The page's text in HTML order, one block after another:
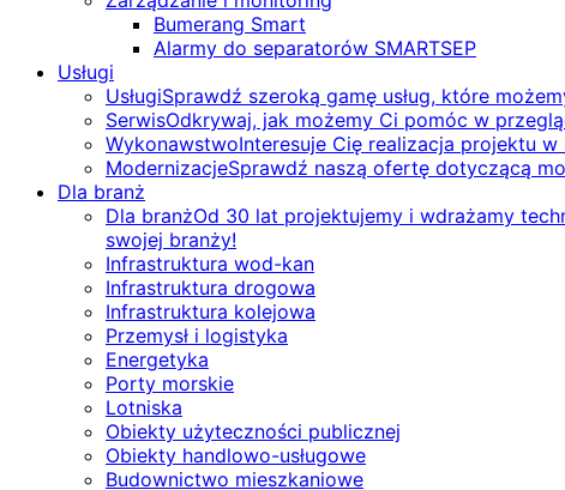
Bumerang Smart
Alarmy do separatorów SMARTSEP
Usługi
UsługiSprawdź szeroką gamę usług, które
SerwisOdkrywaj, jak możemy Ci pomóc w
WykonawstwoInteresuje Cię realizacja projektu
ModernizacjeSprawdź naszą ofertę dotyczącą
Dla branż
Dla branżOd 30 lat projektujemy i wdrażamy
swojej branży!
Infrastruktura wod-kan
Infrastruktura drogowa
Infrastruktura kolejowa
Przemysł i logistyka
Energetyka
Porty morskie
Lotniska
Obiekty użyteczności publicznej
Obiekty handlowo-usługowe
Budownictwo mieszkaniowe